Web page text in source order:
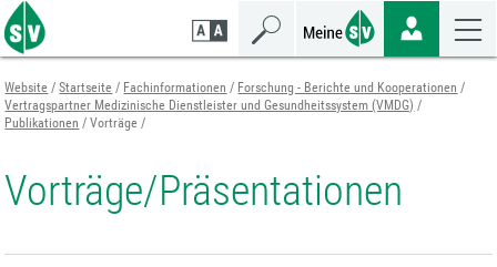
Zum
Seiteninhalt
springen
Zur
Navigation
springen
Zur
Mobilen
Navigation
springen
Website Startseite Fachinformationen
Forschung - Berichte und Kooperationen
Vertragspartner Medizinische Dienstleister und Gesundheitssystem (VMDG)
Publikationen
Vorträge
Vorträge/Präsentationen